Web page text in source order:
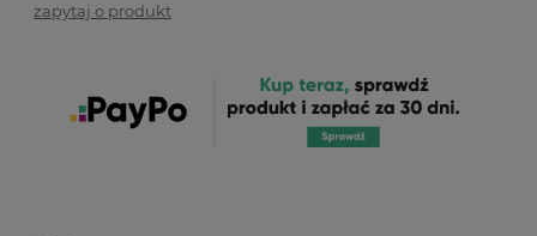
zapytaj o produkt